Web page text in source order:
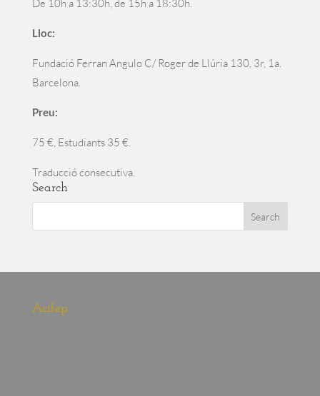
De 10h a 13:30h, de 15h a 18:30h.
Lloc:
Fundació Ferran Angulo C/ Roger de Llúria 130, 3r, 1a.
Barcelona.
Preu:
75 €, Estudiants 35 €.
Traducció consecutiva.
Search
Acifep